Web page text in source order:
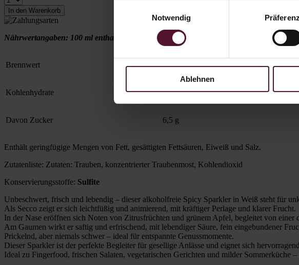
Notwendig
Ablehnen
Nährwertangaben: 100 ml enthalten durchschnittlich
Brennwert 130 kJ / 31 kcal
Kohlenhydrate 7,9 g
Davon Zucker 6,5 g
Enthält geringfügige Mengen von Fett, gesättigten Fettsäuren, Eiweiß und Salz.
Zutatenliste: Zutaten: Trauben, konzentrierter Traubenmost, Kohlendioxid
Konservierungsstoffe: Sulfite
Unbeschwert, frisch und lebendig – dieser alkoholfreie Spicy Sparkler in Weiß steht für
Als Secco zeigt er sich leichtfüßig und animierend, mit kräftiger Perlage und klarer Frucht.
In der Nase eröffnen sich Noten von Zitrusfrüchten und grünem Apfel, begleitet von einer
Am Gaumen wirkt er saftig und erfrischend, mit lebendiger Säure, fein eingebundener
Prickelnd, aber niemals schwer – ideal für entspannte Genussmomente.
Dieser Sparkler ist der perfekte Begleiter für gesellige Anlässe und eignet sich
Ideal zu Fingerfood, frischen Salaten, vegetarischen Gerichten und milder Sommerküche